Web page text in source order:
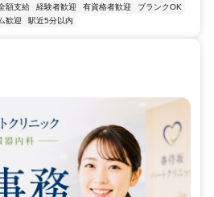
額支給 経験者歓迎 有資格者歓迎
ブランクOK
歓迎 駅近5分以内